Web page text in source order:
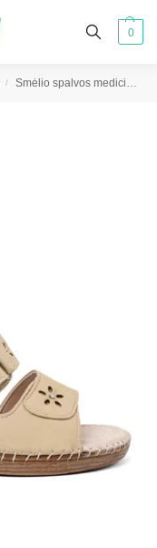
0
/ Smėlio spalvos medicininės šlepetės ant platformų